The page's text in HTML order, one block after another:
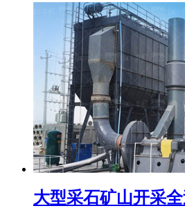
大型采石矿山开采